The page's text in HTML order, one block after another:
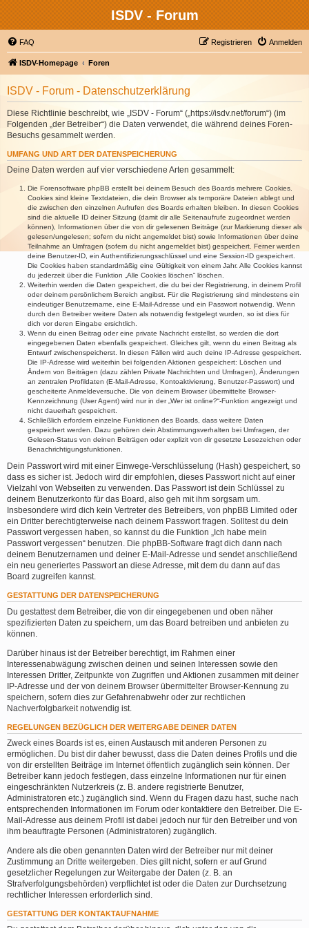
ISDV - Forum
FAQ Anmelden
Registrieren
ISDV-Homepage Foren
ISDV - Forum - Datenschutzerklärung
Diese Richtlinie beschreibt, wie „ISDV - Forum“ („https://isdv.net/forum“) (im
Folgenden „der Betreiber“) die Daten verwendet, die während deines Foren-
Besuchs gesammelt werden.
UMFANG UND ART DER DATENSPEICHERUNG
Deine Daten werden auf vier verschiedene Arten gesammelt:
Die Forensoftware phpBB erstellt bei deinem Besuch des Boards mehrere Cookies.
Cookies sind kleine Textdateien, die dein Browser als temporäre Dateien ablegt und
die zwischen den einzelnen Aufrufen des Boards erhalten bleiben. In diesen Cookies
sind die aktuelle ID deiner Sitzung (damit dir alle Seitenaufrufe zugeordnet werden
können), Informationen über die von dir gelesenen Beiträge (zur Markierung dieser als
gelesen/ungelesen; sofern du nicht angemeldet bist) sowie Informationen über deine
Teilnahme an Umfragen (sofern du nicht angemeldet bist) gespeichert. Ferner werden
deine Benutzer-ID, ein Authentifizierungsschlüssel und eine Session-ID gespeichert.
Die Cookies haben standardmäßig eine Gültigkeit von einem Jahr. Alle Cookies kannst
du jederzeit über die Funktion „Alle Cookies löschen“ löschen.
Weiterhin werden die Daten gespeichert, die du bei der Registrierung, in deinem Profil
oder deinem persönlichem Bereich angibst. Für die Registrierung sind mindestens ein
eindeutiger Benutzername, eine E-Mail-Adresse und ein Passwort notwendig. Wenn
durch den Betreiber weitere Daten als notwendig festgelegt wurden, so ist dies für
dich vor deren Eingabe ersichtlich.
Wenn du einen Beitrag oder eine private Nachricht erstellst, so werden die dort
eingegebenen Daten ebenfalls gespeichert. Gleiches gilt, wenn du einen Beitrag als
Entwurf zwischenspeicherst. In diesen Fällen wird auch deine IP-Adresse gespeichert.
Die IP-Adresse wird weiterhin bei folgenden Aktionen gespeichert: Löschen und
Ändern von Beiträgen (dazu zählen Private Nachrichten und Umfragen), Änderungen
an zentralen Profildaten (E-Mail-Adresse, Kontoaktivierung, Benutzer-Passwort) und
gescheiterte Anmeldeversuche. Die von deinem Browser übermittelte Browser-
Kennzeichnung (User Agent) wird nur in der „Wer ist online?“-Funktion angezeigt und
nicht dauerhaft gespeichert.
Schließlich erfordern einzelne Funktionen des Boards, dass weitere Daten
gespeichert werden. Dazu gehören dein Abstimmungsverhalten bei Umfragen, der
Gelesen-Status von deinen Beiträgen oder explizit von dir gesetzte Lesezeichen oder
Benachrichtigungsfunktionen.
Dein Passwort wird mit einer Einwege-Verschlüsselung (Hash) gespeichert, so
dass es sicher ist. Jedoch wird dir empfohlen, dieses Passwort nicht auf einer
Vielzahl von Webseiten zu verwenden. Das Passwort ist dein Schlüssel zu
deinem Benutzerkonto für das Board, also geh mit ihm sorgsam um.
Insbesondere wird dich kein Vertreter des Betreibers, von phpBB Limited oder
ein Dritter berechtigterweise nach deinem Passwort fragen. Solltest du dein
Passwort vergessen haben, so kannst du die Funktion „Ich habe mein
Passwort vergessen“ benutzen. Die phpBB-Software fragt dich dann nach
deinem Benutzernamen und deiner E-Mail-Adresse und sendet anschließend
ein neu generiertes Passwort an diese Adresse, mit dem du dann auf das
Board zugreifen kannst.
GESTATTUNG DER DATENSPEICHERUNG
Du gestattest dem Betreiber, die von dir eingegebenen und oben näher
spezifizierten Daten zu speichern, um das Board betreiben und anbieten zu
können.
Darüber hinaus ist der Betreiber berechtigt, im Rahmen einer
Interessenabwägung zwischen deinen und seinen Interessen sowie den
Interessen Dritter, Zeitpunkte von Zugriffen und Aktionen zusammen mit deiner
IP-Adresse und der von deinem Browser übermittelter Browser-Kennung zu
speichern, sofern dies zur Gefahrenabwehr oder zur rechtlichen
Nachverfolgbarkeit notwendig ist.
REGELUNGEN BEZÜGLICH DER WEITERGABE DEINER DATEN
Zweck eines Boards ist es, einen Austausch mit anderen Personen zu
ermöglichen. Du bist dir daher bewusst, dass die Daten deines Profils und die
von dir erstellten Beiträge im Internet öffentlich zugänglich sein können. Der
Betreiber kann jedoch festlegen, dass einzelne Informationen nur für einen
eingeschränkten Nutzerkreis (z. B. andere registrierte Benutzer,
Administratoren etc.) zugänglich sind. Wenn du Fragen dazu hast, suche nach
entsprechenden Informationen im Forum oder kontaktiere den Betreiber. Die E-
Mail-Adresse aus deinem Profil ist dabei jedoch nur für den Betreiber und von
ihm beauftragte Personen (Administratoren) zugänglich.
Andere als die oben genannten Daten wird der Betreiber nur mit deiner
Zustimmung an Dritte weitergeben. Dies gilt nicht, sofern er auf Grund
gesetzlicher Regelungen zur Weitergabe der Daten (z. B. an
Strafverfolgungsbehörden) verpflichtet ist oder die Daten zur Durchsetzung
rechtlicher Interessen erforderlich sind.
GESTATTUNG DER KONTAKTAUFNAHME